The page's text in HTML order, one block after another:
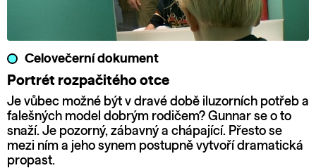
Celovečerní dokument
Portrét rozpačitého otce
Je vůbec možné být v dravé době iluzorních potřeb a
falešných model dobrým rodičem? Gunnar se o to
snaží. Je pozorný, zábavný a chápající. Přesto se
mezi ním a jeho synem postupně vytvoří dramatická
propast.